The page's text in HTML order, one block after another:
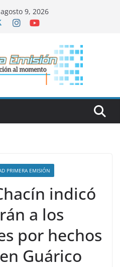
9, 2026
PRIMERA EMISIÓN
indicó
a los
por hechos
Guárico